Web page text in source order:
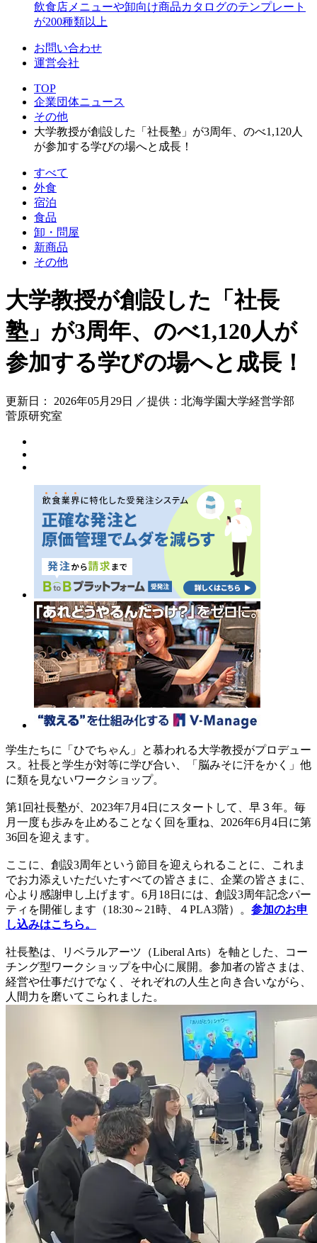
飲食店メニューや卸向け商品カタログのテンプレート
が200種類以上
お問い合わせ
運営会社
TOP
企業団体ニュース
その他
大学教授が創設した「社長塾」が3周年、のべ1,120人
が参加する学びの場へと成長！
すべて
外食
宿泊
食品
卸・問屋
新商品
その他
大学教授が創設した「社長
塾」が3周年、のべ1,120人が
参加する学びの場へと成長！
更新日： 2026年05月29日 ／提供：北海学園大学経営学部
菅原研究室
学生たちに「ひでちゃん」と慕われる大学教授がプロデュー
ス。社長と学生が対等に学び合い、「脳みそに汗をかく」他
に類を見ないワークショップ。
第1回社長塾が、2023年7月4日にスタートして、早３年。毎
月一度も歩みを止めることなく回を重ね、2026年6月4日に第
36回を迎えます。
ここに、創設3周年という節目を迎えられることに、これま
でお力添えいただいたすべての皆さまに、企業の皆さまに、
心より感謝申し上げます。6月18日には、創設3周年記念パー
ティを開催します（18:30～21時、４PLA3階）。 参加のお申
し込みはこちら。
社長塾は、リベラルアーツ（Liberal Arts）を軸とした、コー
チング型ワークショップを中心に展開。参加者の皆さまは、
経営や仕事だけでなく、それぞれの人生と向き合いながら、
人間力を磨いてこられました。